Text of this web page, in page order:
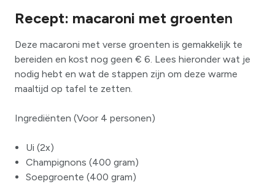
Recept: macaroni met groenten
Deze macaroni met verse groenten is gemakkelijk te
bereiden en kost nog geen € 6. Lees hieronder wat je
nodig hebt en wat de stappen zijn om deze warme
maaltijd op tafel te zetten.
Ingrediënten (Voor 4 personen)
Ui (2x)
Champignons (400 gram)
Soepgroente (400 gram)